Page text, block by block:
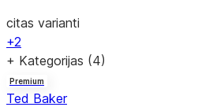
citas varianti
+2
+ Kategorijas (4)
Premium
Ted Baker